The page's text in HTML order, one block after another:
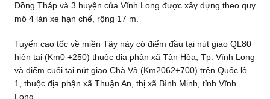
Đồng Tháp và 3 huyện của Vĩnh Long được xây dựng theo quy
mô 4 làn xe hạn chế, rộng 17 m.
Tuyến cao tốc về miền Tây này có điểm đầu tại nút giao QL80
hiện tại (Km0 +250) thuộc địa phận xã Tân Hòa, Tp. Vĩnh Long
và điểm cuối tại nút giao Chà Và (Km2062+700) trên Quốc lộ
1, thuộc địa phận xã Thuận An, thị xã Bình Minh, tỉnh Vĩnh
Long.